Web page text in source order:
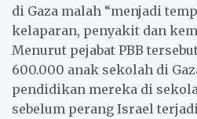
di Gaza malah “menjadi
kelaparan, penyakit dan
Menurut pejabat PBB
600.000 anak sekolah di
pendidikan mereka di
sebelum perang Israel